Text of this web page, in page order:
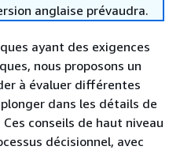
anglaise prévaudra.
ayant des exigences
nous proposons un
à évaluer différentes
dans les détails de
conseils de haut niveau
décisionnel, avec